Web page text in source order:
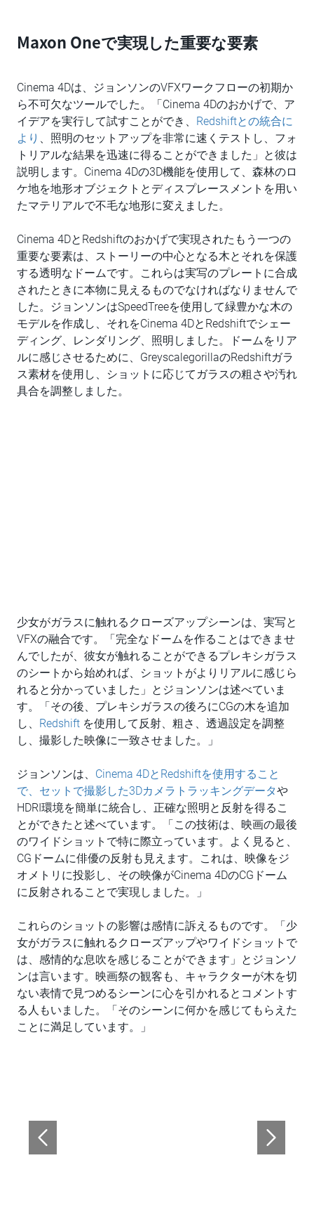
Maxon Oneで実現した重要な要素
Cinema 4Dは、ジョンソンのVFXワークフローの初期か
ら不可欠なツールでした。「Cinema 4Dのおかげで、ア
イデアを実行して試すことができ、 Redshiftとの統合に
より 、照明のセットアップを非常に速くテストし、フォ
トリアルな結果を迅速に得ることができました」と彼は
説明します。Cinema 4Dの3D機能を使用して、森林のロ
ケ地を地形オブジェクトとディスプレースメントを用い
たマテリアルで不毛な地形に変えました。
Cinema 4DとRedshiftのおかげで実現されたもう一つの
重要な要素は、ストーリーの中心となる木とそれを保護
する透明なドームです。これらは実写のプレートに合成
されたときに本物に見えるものでなければなりませんで
した。ジョンソンはSpeedTreeを使用して緑豊かな木の
モデルを作成し、それをCinema 4DとRedshiftでシェー
ディング、レンダリング、照明しました。ドームをリア
ルに感じさせるために、GreyscalegorillaのRedshiftガラ
ス素材を使用し、ショットに応じてガラスの粗さや汚れ
具合を調整しました。
少女がガラスに触れるクローズアップシーンは、実写と
VFXの融合です。「完全なドームを作ることはできませ
んでしたが、彼女が触れることができるプレキシガラス
のシートから始めれば、ショットがよりリアルに感じら
れると分かっていました」とジョンソンは述べていま
す。「その後、プレキシガラスの後ろにCGの木を追加
し、 Redshift を使用して反射、粗さ、透過設定を調整
し、撮影した映像に一致させました。」
ジョンソンは、 Cinema 4DとRedshiftを使用すること
で、セットで撮影した3Dカメラトラッキングデータや
HDRI環境を簡単に統合し、正確な照明と反射を得るこ
とができたと述べています。「この技術は、映画の最後
のワイドショットで特に際立っています。よく見ると、
CGドームに俳優の反射も見えます。これは、映像をジ
オメトリに投影し、その映像がCinema 4DのCGドーム
に反射されることで実現しました。」
これらのショットの影響は感情に訴えるものです。「少
女がガラスに触れるクローズアップやワイドショットで
は、感情的な息吹を感じることができます」とジョンソ
ンは言います。映画祭の観客も、キャラクターが木を切
ない表情で見つめるシーンに心を引かれるとコメントす
る人もいました。「そのシーンに何かを感じてもらえた
ことに満足しています。」